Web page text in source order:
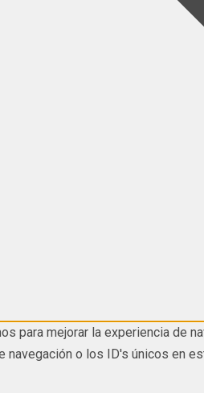
mejorar la experiencia de
o los ID's únicos en